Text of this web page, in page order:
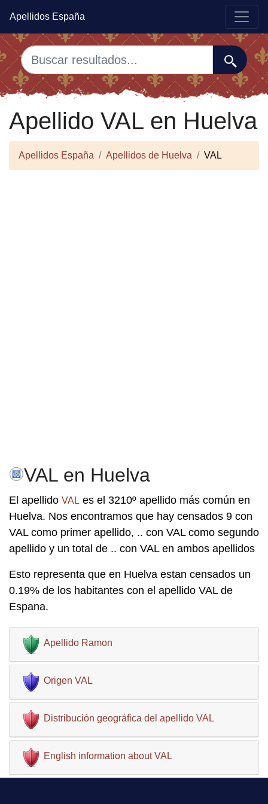
Apellidos España
Apellido VAL en Huelva
Apellidos España Apellidos de Huelva VAL
VAL en Huelva
El apellido VAL es el 3210º apellido más común en
Huelva. Nos encontramos que hay censados 9 con
VAL como primer apellido, .. con VAL como segundo
apellido y un total de .. con VAL en ambos apellidos
Esto representa que en Huelva estan censados un
0.19% de los habitantes con el apellido VAL de
Espana.
Apellido Ramon
Origen VAL
Distribución geográfica del apellido VAL
English information about VAL